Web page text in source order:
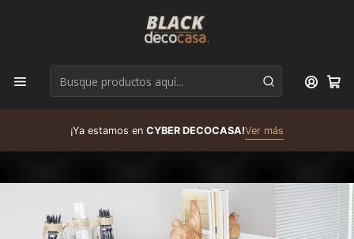
¡Ya estamos en CYBER DECOCASA!Ver más